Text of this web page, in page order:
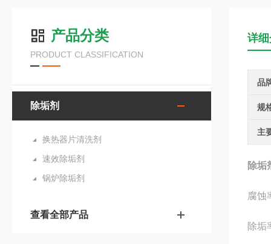
产品分类
PRODUCT CLASSIFICATION
除垢剂
换热器片清洗剂
速效除垢剂
锅炉除垢剂
查看全部产品
详
品
规
主
除垢
腐蚀
除垢